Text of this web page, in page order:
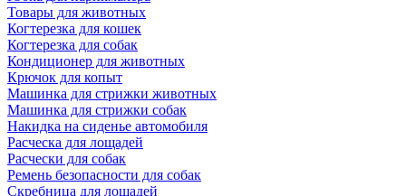
Товары для животных
Когтерезка для кошек
Когтерезка для собак
Кондиционер для животных
Крючок для копыт
Машинка для стрижки животных
Машинка для стрижки собак
Накидка на сиденье автомобиля
Расческа для лощадей
Расчески для собак
Ремень безопасности для собак
Скребница для лошадей